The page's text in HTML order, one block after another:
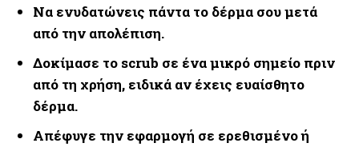
Να ενυδατώνεις πάντα το δέρμα σου μετά
από την απολέπιση.
Δοκίμασε το scrub σε ένα μικρό σημείο πριν
από τη χρήση, ειδικά αν έχεις ευαίσθητο
δέρμα.
Απέφυγε την εφαρμογή σε ερεθισμένο ή